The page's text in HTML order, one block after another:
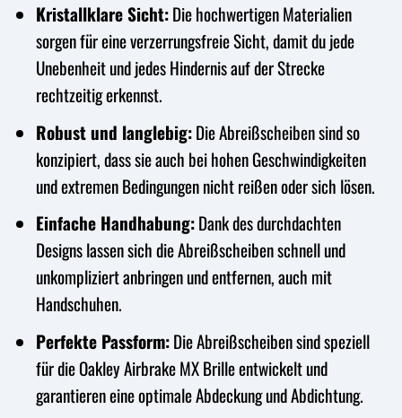
Kristallklare Sicht:Die hochwertigen Materialien
sorgen für eine verzerrungsfreie Sicht, damit du jede
Unebenheit und jedes Hindernis auf der Strecke
rechtzeitig erkennst.
Robust und langlebig:Die Abreißscheiben sind so
konzipiert, dass sie auch bei hohen Geschwindigkeiten
und extremen Bedingungen nicht reißen oder sich lösen.
Einfache Handhabung:Dank des durchdachten
Designs lassen sich die Abreißscheiben schnell und
unkompliziert anbringen und entfernen, auch mit
Handschuhen.
Perfekte Passform:Die Abreißscheiben sind speziell
für die Oakley Airbrake MX Brille entwickelt und
garantieren eine optimale Abdeckung und Abdichtung.